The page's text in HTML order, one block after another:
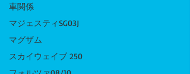
車関係
マジェスティSG03J
マグザム
スカイウェイブ 250